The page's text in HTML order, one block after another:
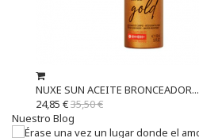
NUXE SUN ACEITE BRONCEADOR...
24,85 €35,50 €
Nuestro Blog